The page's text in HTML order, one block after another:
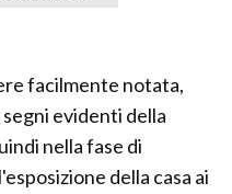
facilmente notata,
evidenti della
nella fase di
della casa ai